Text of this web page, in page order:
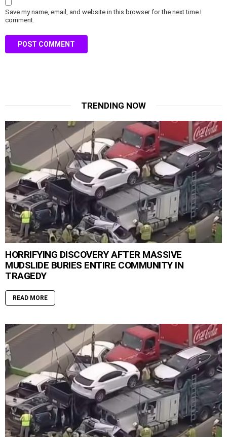
Save my name, email, and website in this browser for the next time I
comment.
TRENDING NOW
HORRIFYING DISCOVERY AFTER MASSIVE
MUDSLIDE BURIES ENTIRE COMMUNITY IN
TRAGEDY
READ MORE